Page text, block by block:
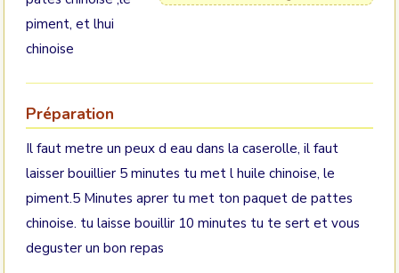
piment, et lhui
chinoise
Préparation
Il faut metre un peux d eau dans la caserolle, il faut
laisser bouillier 5 minutes tu met l huile chinoise, le
piment.5 Minutes aprer tu met ton paquet de pattes
chinoise. tu laisse bouillir 10 minutes tu te sert et vous
deguster un bon repas